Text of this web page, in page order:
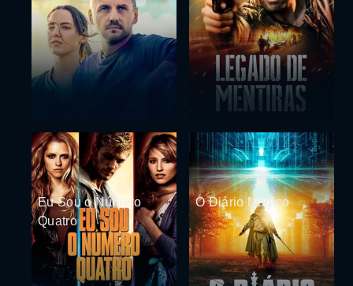
Eu Sou o Número
Quatro
O Diário Mágico